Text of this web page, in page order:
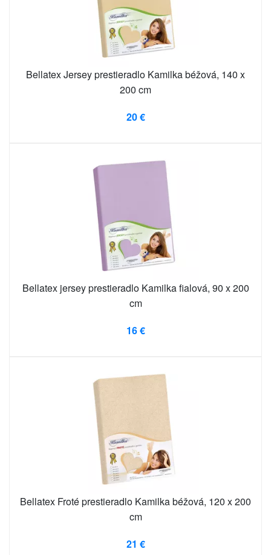
Bellatex Jersey prestieradlo Kamilka béžová, 140 x
200 cm
20 €
Bellatex jersey prestieradlo Kamilka fialová, 90 x 200
cm
16 €
Bellatex Froté prestieradlo Kamilka béžová, 120 x 200
cm
21 €